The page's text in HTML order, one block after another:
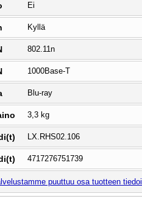
Ei
Kyllä
802.11n
1000Base-T
Blu-ray
3,3 kg
LX.RHS02.106
4717276751739
puuttuu osa tuotteen